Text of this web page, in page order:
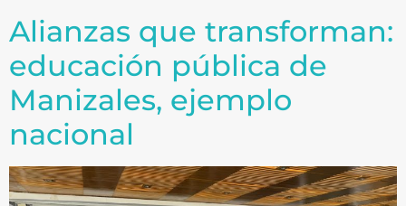
Alianzas que transforman:
educación pública de
Manizales, ejemplo
nacional